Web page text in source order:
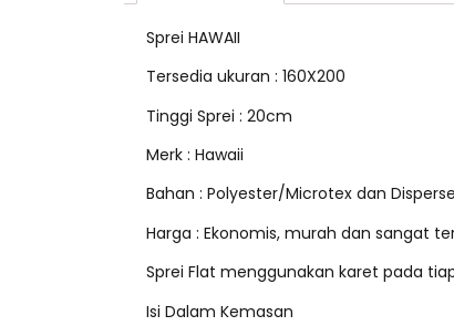
Sprei HAWAII
Tersedia ukuran : 160X200
Tinggi Sprei : 20cm
Merk : Hawaii
Bahan : Polyester/Microtex dan
Harga : Ekonomis, murah dan sangat
Sprei Flat menggunakan karet pada
Isi Dalam Kemasan